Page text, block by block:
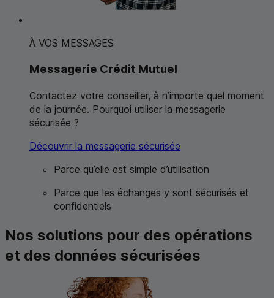
À VOS MESSAGES
Messagerie Crédit Mutuel
Contactez votre conseiller, à n’importe quel moment
de la journée. Pourquoi utiliser la messagerie
sécurisée ?
Découvrir la messagerie sécurisée
Parce qu’elle est simple d’utilisation
Parce que les échanges y sont sécurisés et
confidentiels
Nos solutions pour des opérations
et des données sécurisées